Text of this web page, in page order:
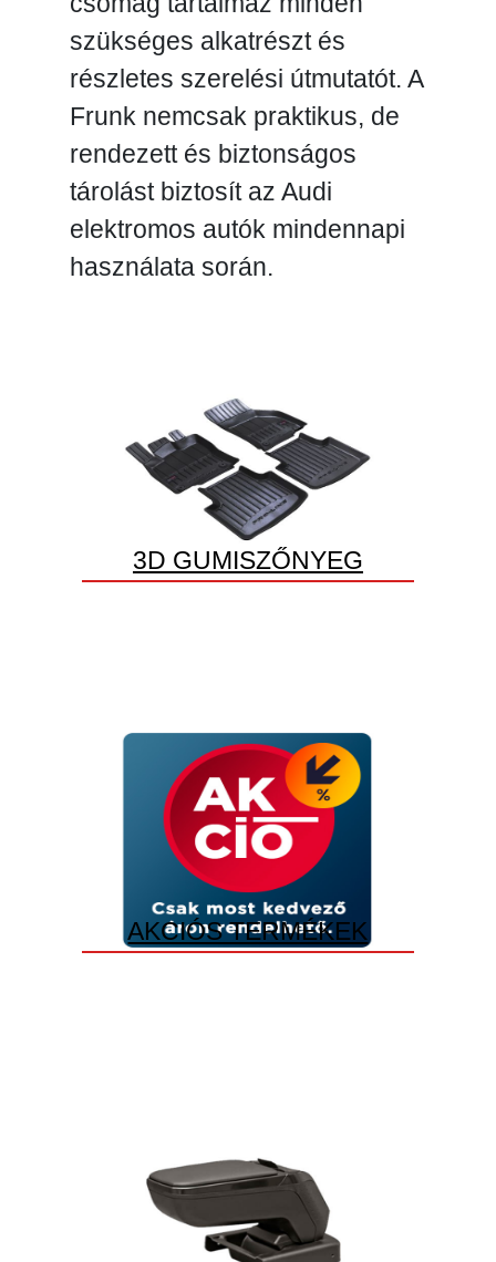
szükséges alkatrészt és
részletes szerelési útmutatót. A
Frunk nemcsak praktikus, de
rendezett és biztonságos
tárolást biztosít az Audi
elektromos autók mindennapi
használata során.
3D GUMISZŐNYEG
AKCIÓS TERMÉKEK